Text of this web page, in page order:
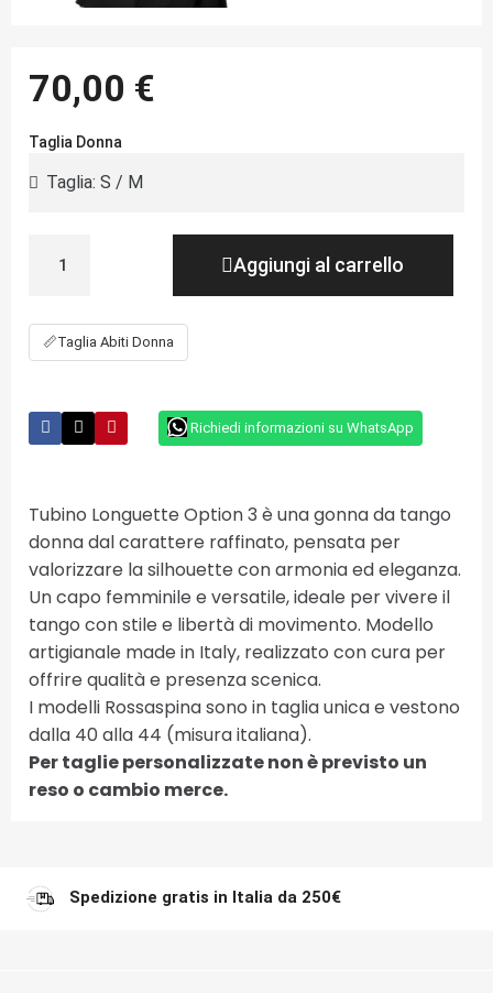
70,00 €
Taglia Donna
Aggiungi al carrello
📏Taglia Abiti Donna
Richiedi informazioni su WhatsApp
Tubino Longuette Option 3 è una gonna da tango
donna dal carattere raffinato, pensata per
valorizzare la silhouette con armonia ed eleganza.
Un capo femminile e versatile, ideale per vivere il
tango con stile e libertà di movimento. Modello
artigianale made in Italy, realizzato con cura per
offrire qualità e presenza scenica.
I modelli Rossaspina sono in taglia unica e vestono
dalla 40 alla 44 (misura italiana).
Per taglie personalizzate non è previsto un
reso o cambio merce.
Spedizione gratis in Italia da 250€